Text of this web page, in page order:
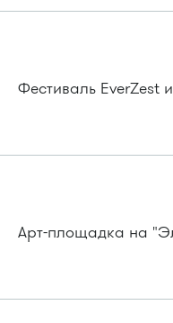
Фестиваль EverZest
Арт-площадка на